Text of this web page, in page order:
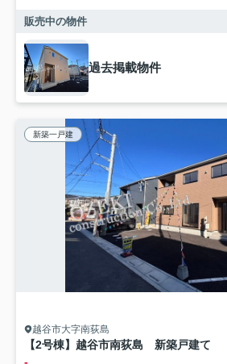
販売中の物件
過去掲載物件
新築一戸建
越谷市大字南荻島
【2号棟】越谷市南荻島 新築戸建て